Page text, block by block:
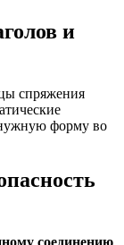
и
спряжения
форму во